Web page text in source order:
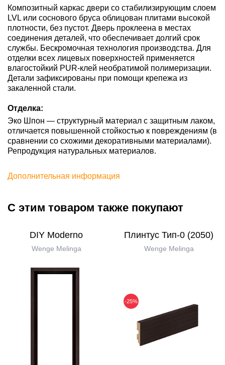
Композитный каркас двери со стабилизирующим слоем
LVL или соснового бруса облицован плитами высокой
плотности, без пустот. Дверь проклеена в местах
соединения деталей, что обеспечивает долгий срок
службы. Бескромочная технология производства. Для
отделки всех лицевых поверхностей применяется
влагостойкий PUR-клей необратимой полимеризации.
Детали зафиксированы при помощи крепежа из
закаленной стали.
Отделка:
Эко Шпон — структурный материал с защитным лаком,
отличается повышенной стойкостью к повреждениям (в
сравнении со схожими декоративными материалами).
Репродукция натуральных материалов.
Дополнительная информация
С этим товаром также покупают
DIY Moderno
Wenge Melinga
Плинтус Тип-0 (2050)
Wenge Melinga
-25%